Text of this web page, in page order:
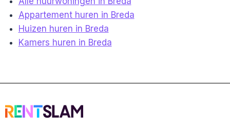
Appartement huren in Breda
Huizen huren in Breda
Kamers huren in Breda